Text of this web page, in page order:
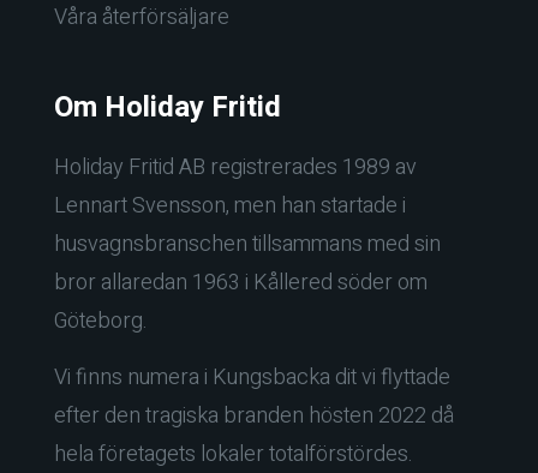
Våra återförsäljare
Om Holiday Fritid
Holiday Fritid AB registrerades 1989 av
Lennart Svensson, men han startade i
husvagnsbranschen tillsammans med sin
bror allaredan 1963 i Kållered söder om
Göteborg.
Vi finns numera i Kungsbacka dit vi flyttade
efter den tragiska branden hösten 2022 då
hela företagets lokaler totalförstördes.